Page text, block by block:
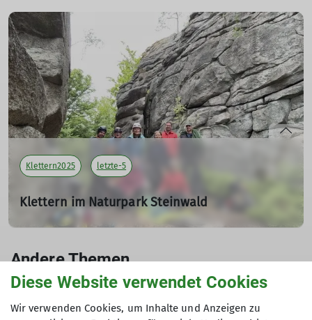
Tourenleiter: Able Ludwig
Teilnehmer: 4
mehr erfahren
Klettern2025 letzte-5
Klettern im Naturpark Steinwald
vom 16. bis 18.05.2025
Tourenleiter: Able Ludwig
Teilnehmer: 8
mehr erfahren
Andere Themen
Diese Website verwendet Cookies
Wir verwenden Cookies, um Inhalte und Anzeigen zu